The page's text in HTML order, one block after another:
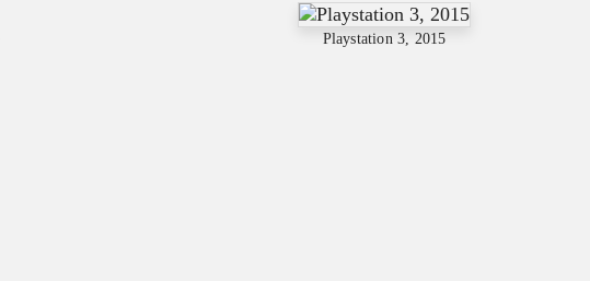
Playstation 3, 2015